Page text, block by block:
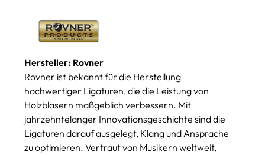
Hersteller: Rovner
Rovner ist bekannt für die Herstellung
hochwertiger Ligaturen, die die Leistung von
Holzbläsern maßgeblich verbessern. Mit
jahrzehntelanger Innovationsgeschichte sind die
Ligaturen darauf ausgelegt, Klang und Ansprache
zu optimieren. Vertraut von Musikern weltweit,